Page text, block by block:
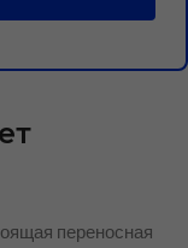
переносная